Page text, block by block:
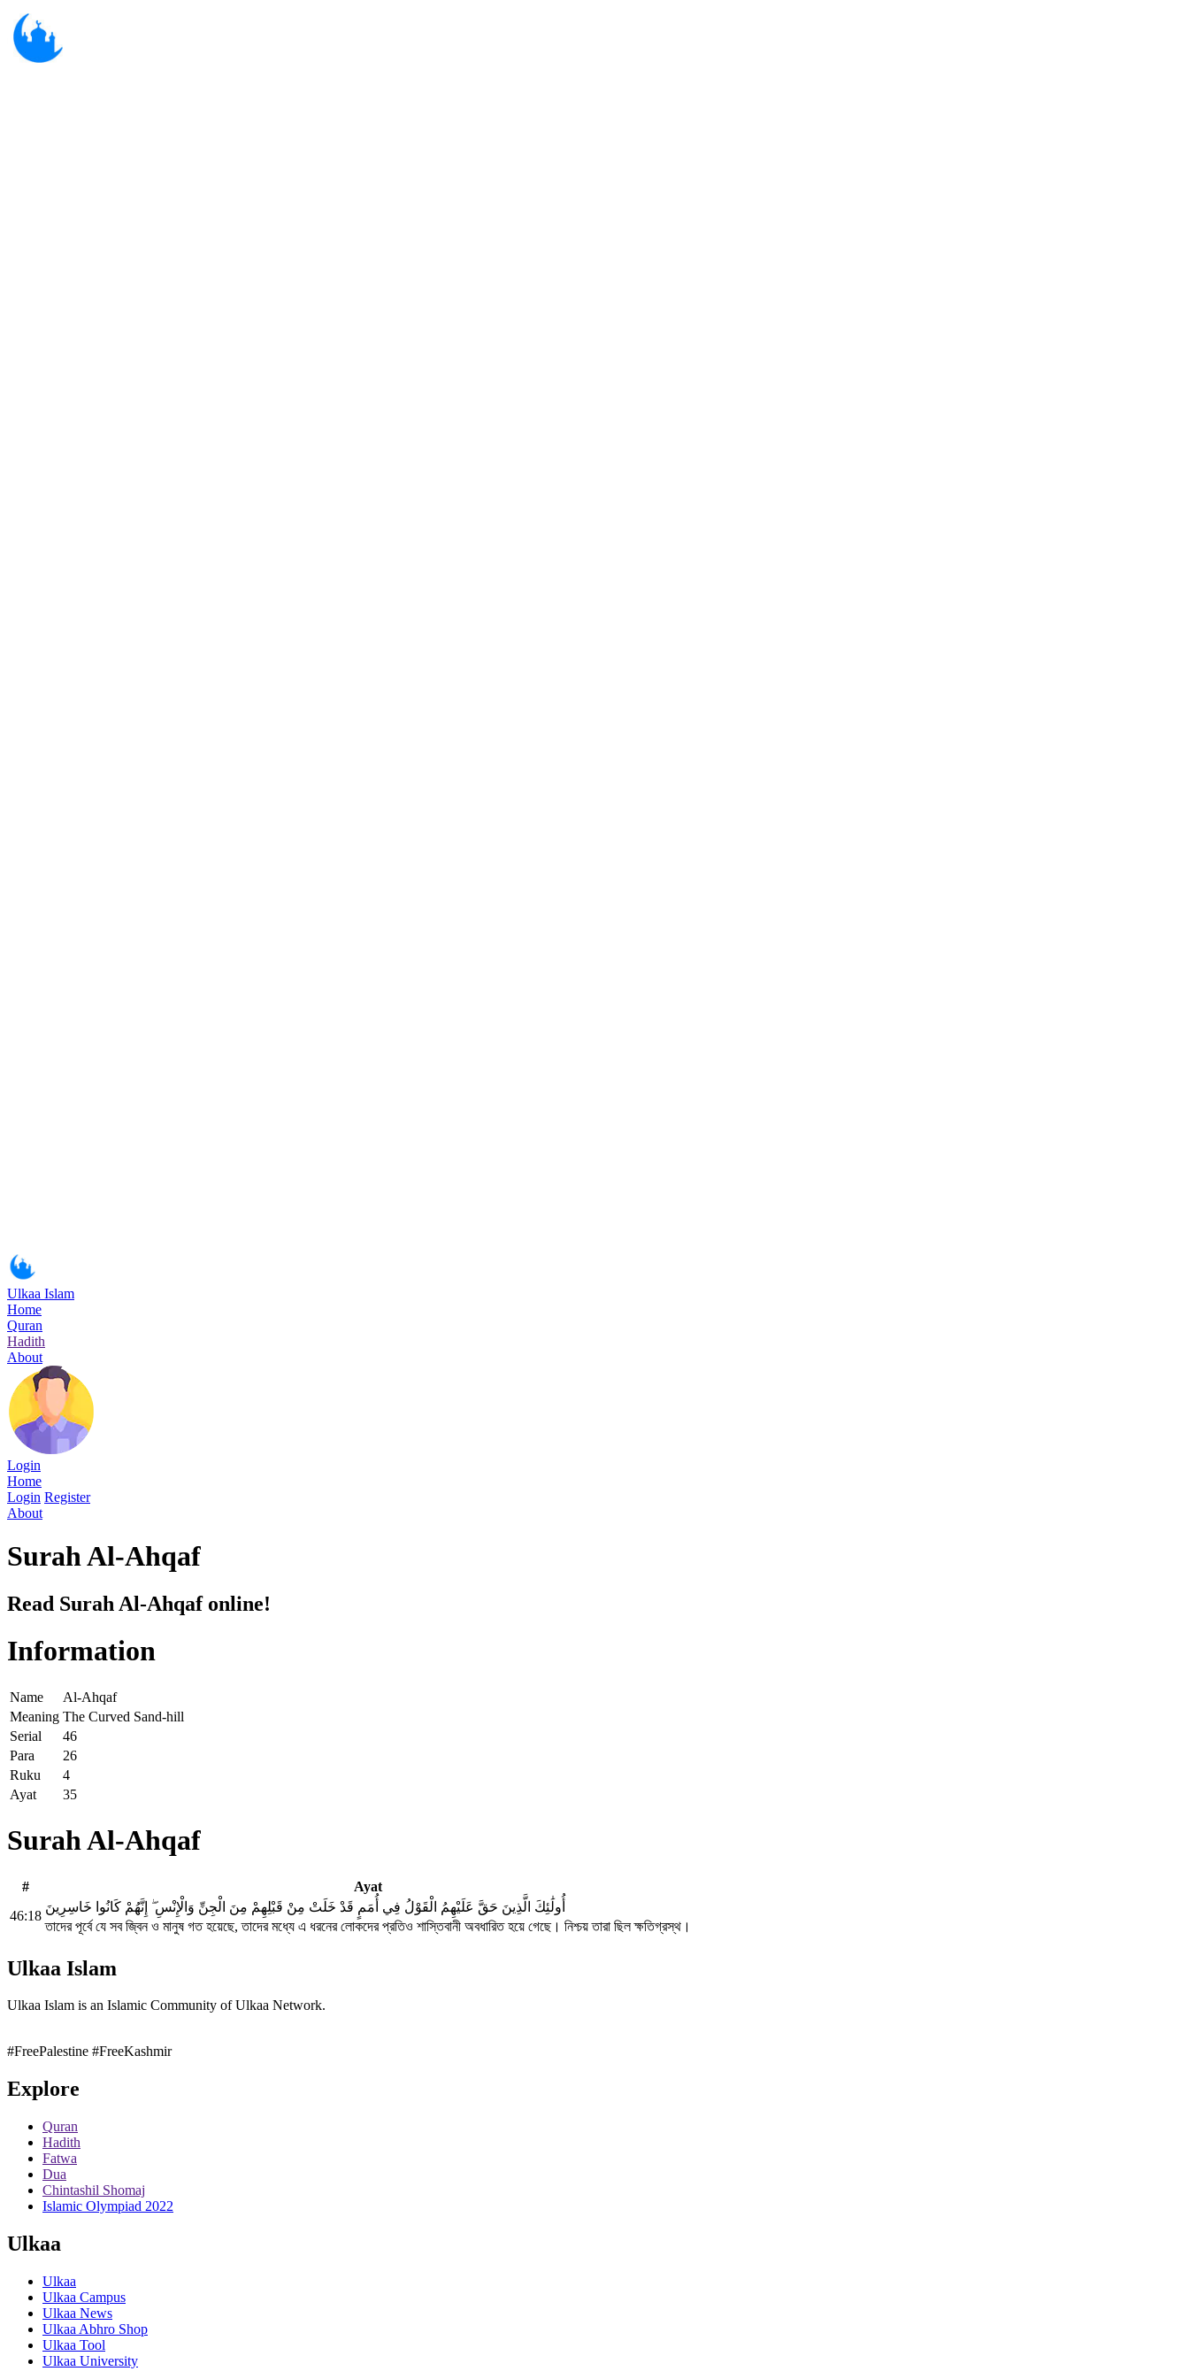
Ulkaa Islam
Home
Quran
Hadith
About
Login
Home
Login Register
About
Surah Al-Ahqaf
Read Surah Al-Ahqaf online!
Information
Name
Al-Ahqaf
Meaning The Curved Sand-hill
Serial
46
Para
26
Ruku
4
Ayat
35
Surah Al-Ahqaf
#
Ayat
46:18
أُولَٰئِكَ الَّذِينَ حَقَّ عَلَيْهِمُ الْقَوْلُ فِي أُمَمٍ قَدْ خَلَتْ مِنْ قَبْلِهِمْ مِنَ الْجِنِّ وَالْإِنْسِ ۖ إِنَّهُمْ كَانُوا خَاسِرِينَ
তাদের পূর্বে যে সব জ্বিন ও মানুষ গত হয়েছে, তাদের মধ্যে এ ধরনের লোকদের প্রতিও শাস্তিবানী অবধারিত হয়ে গেছে। নিশ্চয় তারা ছিল ক্ষতিগ্রস্থ।
Ulkaa Islam
Ulkaa Islam is an Islamic Community of Ulkaa Network.
#FreePalestine #FreeKashmir
Explore
Quran
Hadith
Fatwa
Dua
Chintashil Shomaj
Islamic Olympiad 2022
Ulkaa
Ulkaa
Ulkaa Campus
Ulkaa News
Ulkaa Abhro Shop
Ulkaa Tool
Ulkaa University